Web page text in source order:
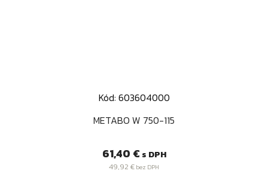
Kód: 603604000
METABO W 750-115
Cena
61,40 € s DPH
49,92 € bez DPH